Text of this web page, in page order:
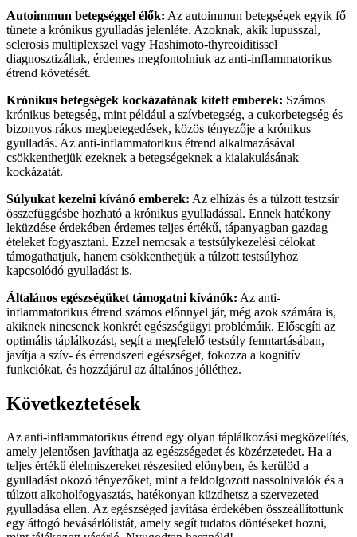
Autoimmun betegséggel élők: Az autoimmun betegségek egyik fő
tünete a krónikus gyulladás jelenléte. Azoknak, akik lupusszal,
sclerosis multiplexszel vagy Hashimoto-thyreoiditissel
diagnosztizáltak, érdemes megfontolniuk az anti-inflammatorikus
étrend követését.
Krónikus betegségek kockázatának kitett emberek: Számos
krónikus betegség, mint például a szívbetegség, a cukorbetegség és
bizonyos rákos megbetegedések, közös tényezője a krónikus
gyulladás. Az anti-inflammatorikus étrend alkalmazásával
csökkenthetjük ezeknek a betegségeknek a kialakulásának
kockázatát.
Súlyukat kezelni kívánó emberek: Az elhízás és a túlzott testzsír
összefüggésbe hozható a krónikus gyulladással. Ennek hatékony
leküzdése érdekében érdemes teljes értékű, tápanyagban gazdag
ételeket fogyasztani. Ezzel nemcsak a testsúlykezelési célokat
támogathatjuk, hanem csökkenthetjük a túlzott testsúlyhoz
kapcsolódó gyulladást is.
Általános egészségüket támogatni kívánók: Az anti-
inflammatorikus étrend számos előnnyel jár, még azok számára is,
akiknek nincsenek konkrét egészségügyi problémáik. Elősegíti az
optimális táplálkozást, segít a megfelelő testsúly fenntartásában,
javítja a szív- és érrendszeri egészséget, fokozza a kognitív
funkciókat, és hozzájárul az általános jólléthez.
Következtetések
Az anti-inflammatorikus étrend egy olyan táplálkozási megközelítés,
amely jelentősen javíthatja az egészségedet és közérzetedet. Ha a
teljes értékű élelmiszereket részesíted előnyben, és kerülöd a
gyulladást okozó tényezőket, mint a feldolgozott nassolnivalók és a
túlzott alkoholfogyasztás, hatékonyan küzdhetsz a szervezeted
gyulladása ellen. Az egészséged javítása érdekében összeállítottunk
egy átfogó bevásárlólistát, amely segít tudatos döntéseket hozni,